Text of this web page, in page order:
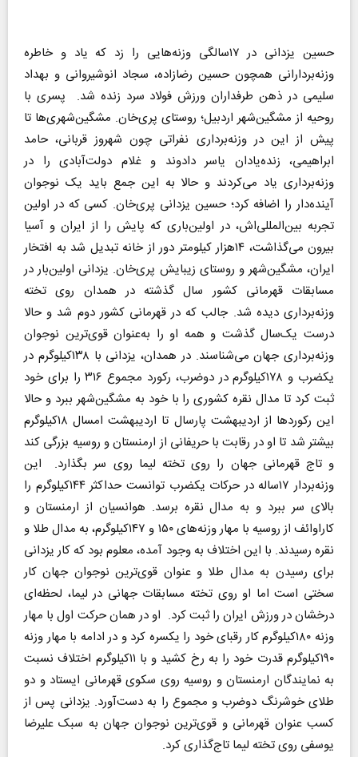
حسین یزدانی در ۱۷سالگی وزنه‌هایی را زد که یاد و خاطره
وزنه‌بردارانی همچون حسین رضازاده، سجاد انوشیروانی و بهداد
سلیمی در ذهن طرفداران ورزش فولاد سرد زنده شد. پسری با
روحیه از مشگین‌شهر اردبیل؛ روستای پری‌خان. مشگین‌شهری‌ها تا
پیش از این در وزنه‌برداری نفراتی چون شهروز قربانی، حامد
ابراهیمی، زنده‌یادان یاسر دادوند و غلام دولت‌آبادی را در
وزنه‌برداری یاد می‌کردند و حالا به این جمع باید یک نوجوان
آینده‌دار را اضافه کرد‌؛ حسین یزدانی پری‌خان. کسی که در اولین
تجربه بین‌المللی‌اش، در اولین‌باری که پایش را از ایران و آسیا
بیرون می‌گذاشت، ۱۴‌هزار کیلومتر دور از خانه تبدیل شد به افتخار
ایران، مشگین‌شهر و روستای زیبایش پری‌خان. یزدانی اولین‌بار در
مسابقات قهرمانی کشور سال گذشته در همدان روی تخته
وزنه‌برداری دیده شد. جالب که در قهرمانی کشور دوم شد و حالا
درست یک‌سال گذشت و همه او را به‌عنوان قوی‌ترین نوجوان
وزنه‌برداری جهان می‌شناسند. در همدان، یزدانی با ۱۳۸کیلوگرم در
یکضرب و ۱۷۸کیلوگرم در دوضرب، رکورد مجموع ۳۱۶ را برای خود
ثبت کرد تا مدال نقره کشوری را با خود به مشگین‌شهر ببرد و حالا
این رکوردها از اردیبهشت پارسال تا اردیبهشت امسال ۱۸کیلوگرم
بیشتر شد تا او در رقابت با حریفانی از ارمنستان و روسیه بزرگی کند
و تاج قهرمانی جهان را روی تخته لیما روی سر بگذارد. این
وزنه‌بردار ۱۷ساله در حرکات یکضرب توانست حداکثر ۱۴۴کیلوگرم را
بالای سر ببرد و به مدال نقره برسد. هوانسیان از ارمنستان و
کاراوائف از روسیه با مهار وزنه‌های ۱۵۰ و ۱۴۷کیلوگرم، به مدال طلا و
نقره رسیدند. با این اختلاف به وجود آمده، معلوم بود که کار یزدانی
برای رسیدن به مدال طلا و عنوان قوی‌ترین نوجوان جهان کار
سختی است اما او روی تخته مسابقات جهانی در لیما، لحظه‌ای
درخشان در ورزش ایران را ثبت کرد. او در همان حرکت اول با مهار
وزنه ۱۸۰کیلوگرم کار رقبای خود را یکسره کرد و در ادامه با مهار وزنه
۱۹۰کیلوگرم قدرت خود را به رخ کشید و با ۱۱کیلوگرم اختلاف نسبت
به نمایندگان ارمنستان و روسیه روی سکوی قهرمانی ایستاد و دو
طلای خوشرنگ دوضرب و مجموع را به دست‌آورد. یزدانی پس از
کسب عنوان قهرمانی و قوی‌ترین نوجوان جهان به سبک علیرضا
یوسفی روی تخته لیما تاج‌گذاری کرد.